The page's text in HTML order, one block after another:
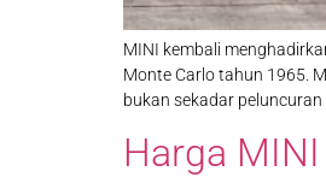
MINI kembali
Monte Carlo tahun 1965.
bukan sekadar
Harga